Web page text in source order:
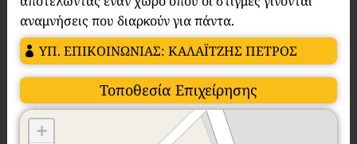
αναμνήσεις που διαρκούν για πάντα.
ΥΠ. ΕΠΙΚΟΙΝΩΝΙΑΣ: ΚΑΛΑΪΤΖΗΣ ΠΕΤΡΟΣ
Τοποθεσία Επιχείρησης
+